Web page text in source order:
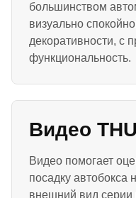
большинством
визуально
декоративности, с
функциональность.
Видео
Видео помогает
посадку
внешний вид